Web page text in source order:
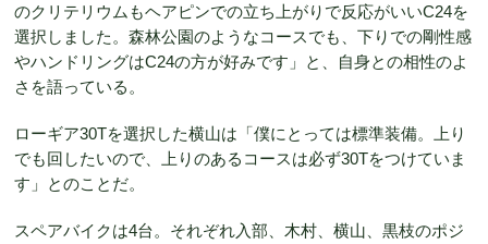
のクリテリウムもヘアピンでの立ち上がりで反応がいいC24を
選択しました。森林公園のようなコースでも、下りでの剛性感
やハンドリングはC24の方が好みです」と、自身との相性のよ
さを語っている。
ローギア30Tを選択した横山は「僕にとっては標準装備。上り
でも回したいので、上りのあるコースは必ず30Tをつけていま
す」とのことだ。
スペアバイクは4台。それぞれ入部、木村、横山、黒枝のポジ